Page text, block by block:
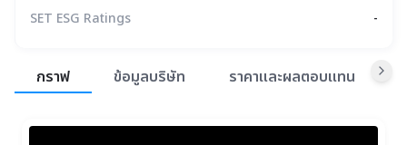
SET ESG Ratings
-
กราฟ
ข้อมูลบริษัท ราคาและผลตอบแทน